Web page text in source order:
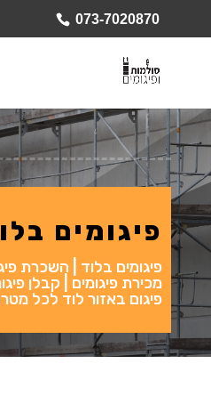
073-7020870
פיגומים
פיגומים בלוד | השכרת
מכירת פיגומים | קבלן
פיגום באזור לוד לכל